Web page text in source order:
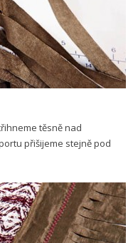
těsně nad
přišijeme stejně pod